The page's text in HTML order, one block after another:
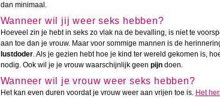
dan minimaal.
Wanneer wil jij weer seks hebben?
Hoeveel zin je hebt in seks zo vlak na de bevalling, is niet te
aan toe dan je vrouw. Maar voor sommige mannen is de
lustdoder. Als je gezien hebt hoe je kind ter wereld gekomen is,
nodig. Ook wil je je vrouw waarschijnlijk geen pijndoen.
Wanneer wil je vrouw weer seks hebben?
Het kan even duren voordat je vrouw weer aan vrijen toe is. Het